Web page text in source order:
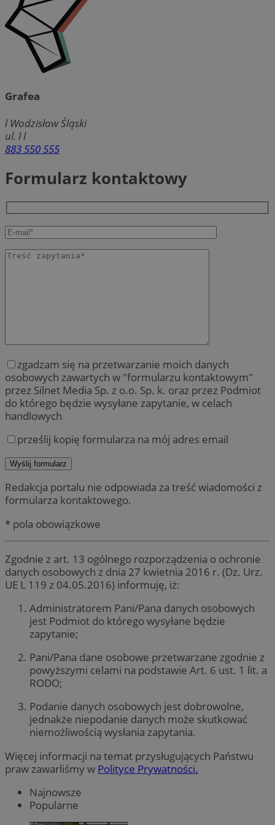
Grafea
l Wodzisław Śląski
ul. l l
883 550 555
Formularz kontaktowy
zgadzam się na przetwarzanie moich danych
osobowych zawartych w "formularzu kontaktowym"
przez Silnet Media Sp. z o.o. Sp. k. oraz przez Podmiot
do którego będzie wysyłane zapytanie, w celach
handlowych
prześlij kopię formularza na mój adres email
Redakcja portalu nie odpowiada za treść wiadomości z
formularza kontaktowego.
* pola obowiązkowe
Zgodnie z art. 13 ogólnego rozporządzenia o ochronie
danych osobowych z dnia 27 kwietnia 2016 r. (Dz. Urz.
UE L 119 z 04.05.2016) informuję, iż:
Administratorem Pani/Pana danych osobowych
jest Podmiot do którego wysyłane będzie
zapytanie;
Pani/Pana dane osobowe przetwarzane zgodnie z
powyższymi celami na podstawie Art. 6 ust. 1 lit. a
RODO;
Podanie danych osobowych jest dobrowolne,
jednakże niepodanie danych może skutkować
niemożliwością wysłania zapytania.
Więcej informacji na temat przysługujących Państwu
praw zawarliśmy w Polityce Prywatności.
Najnowsze
Popularne